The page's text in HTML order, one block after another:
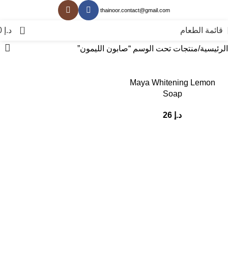
thainoor.contact@gmail.com
قائمة الطعام 0 د.إ
الرئيسية منتجات تحت الوسم “صابون الليمون”
Maya Whitening Lemon
Soap
د.إ